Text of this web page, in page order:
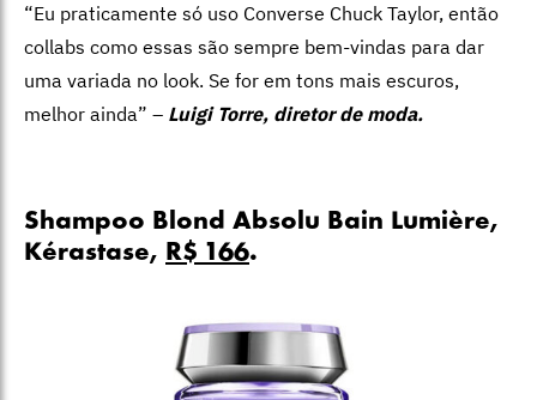
“Eu praticamente só uso Converse Chuck Taylor, então
collabs como essas são sempre bem-vindas para dar
uma variada no look. Se for em tons mais escuros,
melhor ainda” – Luigi Torre, diretor de moda.
Shampoo Blond Absolu Bain Lumière,
Kérastase, R$ 166.